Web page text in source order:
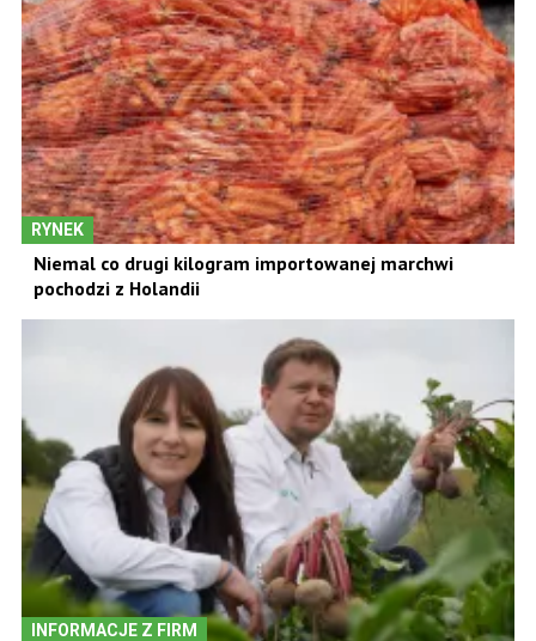
RYNEK
Niemal co drugi kilogram importowanej marchwi
pochodzi z Holandii
INFORMACJE Z FIRM